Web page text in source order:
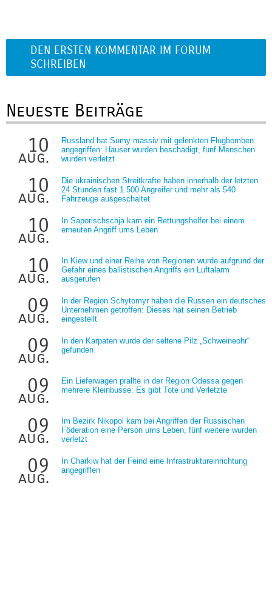
DEN ERSTEN KOMMENTAR IM FORUM
SCHREIBEN
Neueste Beiträge
10
aug.
Russland hat Sumy massiv mit gelenkten Flugbomben
angegriffen: Häuser wurden beschädigt, fünf Menschen
wurden verletzt
10
aug.
Die ukrainischen Streitkräfte haben innerhalb der letzten
24 Stunden fast 1.500 Angreifer und mehr als 540
Fahrzeuge ausgeschaltet
10
aug.
In Saporischschja kam ein Rettungshelfer bei einem
erneuten Angriff ums Leben
10
aug.
In Kiew und einer Reihe von Regionen wurde aufgrund der
Gefahr eines ballistischen Angriffs ein Luftalarm
ausgerufen
09
aug.
In der Region Schytomyr haben die Russen ein deutsches
Unternehmen getroffen: Dieses hat seinen Betrieb
eingestellt
09
aug.
In den Karpaten wurde der seltene Pilz „Schweineohr“
gefunden
09
aug.
Ein Lieferwagen prallte in der Region Odessa gegen
mehrere Kleinbusse: Es gibt Tote und Verletzte
09
aug.
Im Bezirk Nikopol kam bei Angriffen der Russischen
Föderation eine Person ums Leben, fünf weitere wurden
verletzt
09
aug.
In Charkiw hat der Feind eine Infrastruktureinrichtung
angegriffen